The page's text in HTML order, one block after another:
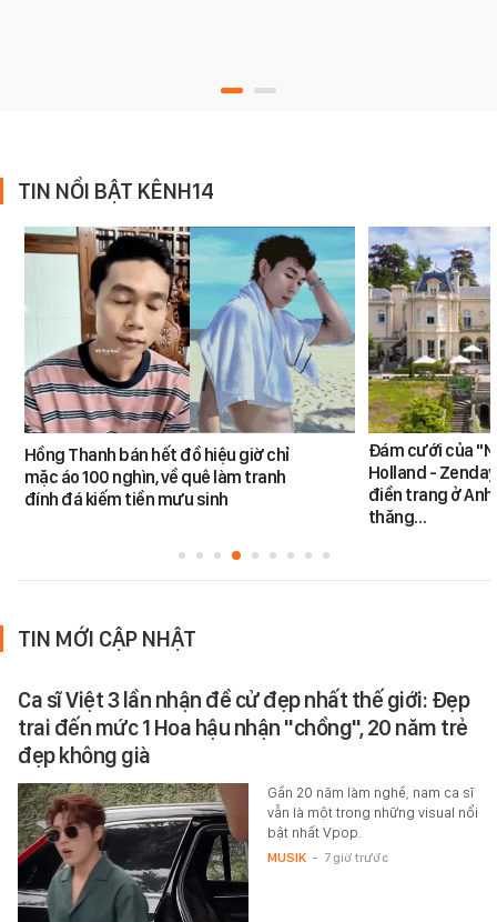
TIN NỔI BẬT KÊNH14
Hồng Thanh bán hết đồ hiệu giờ chỉ
mặc áo 100 nghìn, về quê làm tranh
đính đá kiếm tiền mưu sinh
Đám cưới của
Holland -
điền trang ở
thăng…
TIN MỚI CẬP NHẬT
Ca sĩ Việt 3 lần nhận đề cử đẹp nhất thế giới: Đẹp
trai đến mức 1 Hoa hậu nhận "chồng", 20 năm trẻ
đẹp không già
Gần 20 năm làm nghề, nam ca sĩ
vẫn là một trong những visual nổi
bật nhất Vpop.
MUSIK - 7 giờ trước